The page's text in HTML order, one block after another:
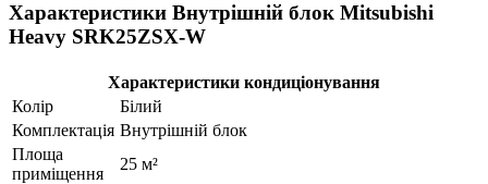
Характеристики Внутрішній блок Mitsubishi
Heavy SRK25ZSX-W
Характеристики кондиціонування
Колір
Білий
Комплектація Внутрішній блок
Площа
приміщення
25 м²